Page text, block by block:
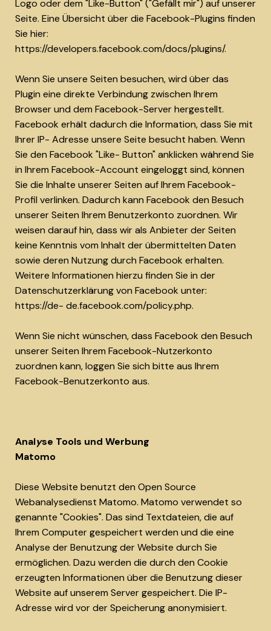
Logo oder dem "Like-Button" ("Gefällt mir") auf unserer
Seite. Eine Übersicht über die Facebook-Plugins finden
Sie hier:
https://developers.facebook.com/docs/plugins/.
Wenn Sie unsere Seiten besuchen, wird über das
Plugin eine direkte Verbindung zwischen Ihrem
Browser und dem Facebook-Server hergestellt.
Facebook erhält dadurch die Information, dass Sie mit
Ihrer IP- Adresse unsere Seite besucht haben. Wenn
Sie den Facebook "Like- Button" anklicken während Sie
in Ihrem Facebook-Account eingeloggt sind, können
Sie die Inhalte unserer Seiten auf Ihrem Facebook-
Profil verlinken. Dadurch kann Facebook den Besuch
unserer Seiten Ihrem Benutzerkonto zuordnen. Wir
weisen darauf hin, dass wir als Anbieter der Seiten
keine Kenntnis vom Inhalt der übermittelten Daten
sowie deren Nutzung durch Facebook erhalten.
Weitere Informationen hierzu finden Sie in der
Datenschutzerklärung von Facebook unter:
https://de- de.facebook.com/policy.php.
Wenn Sie nicht wünschen, dass Facebook den Besuch
unserer Seiten Ihrem Facebook-Nutzerkonto
zuordnen kann, loggen Sie sich bitte aus Ihrem
Facebook-Benutzerkonto aus.
Analyse Tools und Werbung
Matomo
Diese Website benutzt den Open Source
Webanalysedienst Matomo. Matomo verwendet so
genannte "Cookies". Das sind Textdateien, die auf
Ihrem Computer gespeichert werden und die eine
Analyse der Benutzung der Website durch Sie
ermöglichen. Dazu werden die durch den Cookie
erzeugten Informationen über die Benutzung dieser
Website auf unserem Server gespeichert. Die IP-
Adresse wird vor der Speicherung anonymisiert.